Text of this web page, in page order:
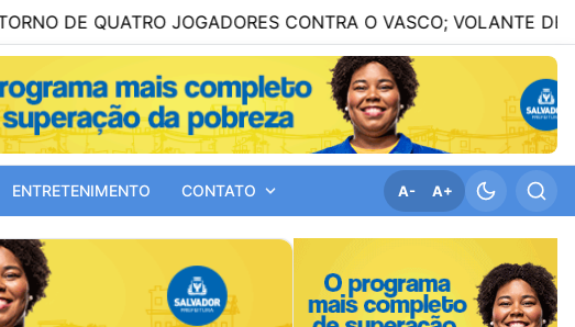
JOGADORES CONTRA O VASCO; VOLANTE DEVE FICAR
ENTRETENIMENTO CONTATO A- A+